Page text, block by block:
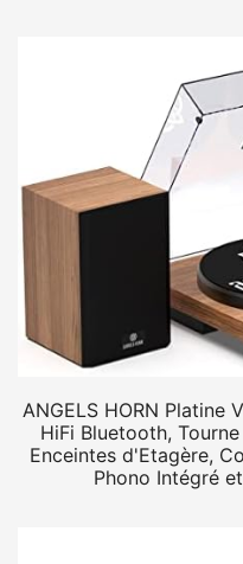
ANGELS HORN Platine
HiFi Bluetooth,
Enceintes d'Etagère,
Phono Intégré